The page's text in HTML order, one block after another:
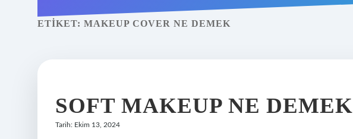
ETIKET: MAKEUP COVER NE DEMEK
SOFT MAKEUP NE DEMEK
Tarih: Ekim 13, 2024